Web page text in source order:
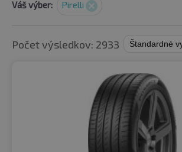
Váš výber: Pirelli
Počet výsledkov: 2933